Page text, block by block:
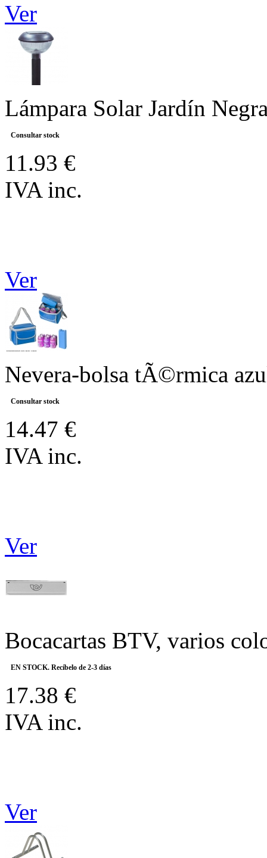
Ver
Lámpara Solar Jardín
Consultar stock
11.93 €
IVA inc.
Ver
Nevera-bolsa tÃ©rmica
Consultar stock
14.47 €
IVA inc.
Ver
Bocacartas BTV, varios
EN STOCK. Recíbelo de 2-3 días
17.38 €
IVA inc.
Ver